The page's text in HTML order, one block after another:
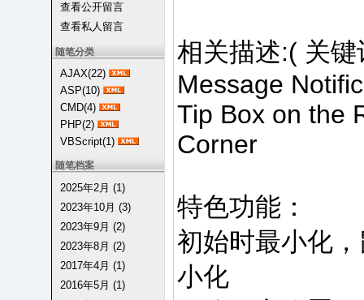
查看公开留言
查看私人留言
随笔分类
AJAX(22)
ASP(10)
CMD(4)
PHP(2)
VBScript(1)
随笔档案
2025年2月 (1)
2023年10月 (3)
2023年9月 (2)
2023年8月 (2)
2017年4月 (1)
2016年5月 (1)
相关描述:( 关
Message
Tip Box on the
Corner
特色功能：
初始时最小化
小化